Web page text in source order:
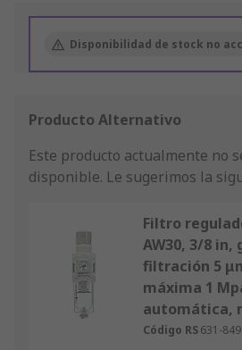
Disponibilidad de stock no
Producto Alternativo
Este producto actualmente no
disponible. Le sugerimos la
Filtro
AW30, 3/8 in,
filtración 5
máxima 1
automática,
Código RS631-849